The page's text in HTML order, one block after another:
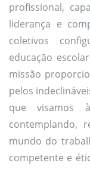
profissional,
liderança e
coletivos
educação
missão
pelos
que visamos
contemplando,
mundo do
competente e